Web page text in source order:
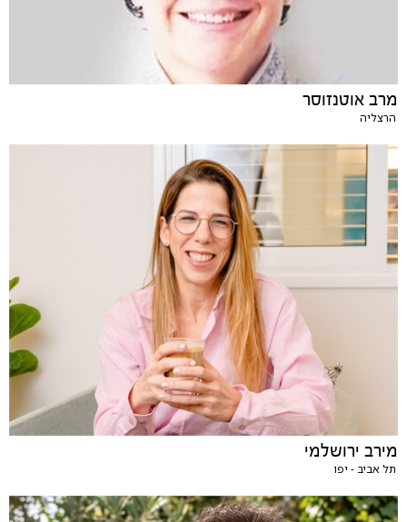
מרב אוטנזוסר
הרצליה
מירב ירושלמי
תל אביב - יפו